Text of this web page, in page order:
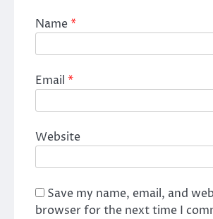
Name*
Email *
Website
Save my name, email, and
browser for the next time I